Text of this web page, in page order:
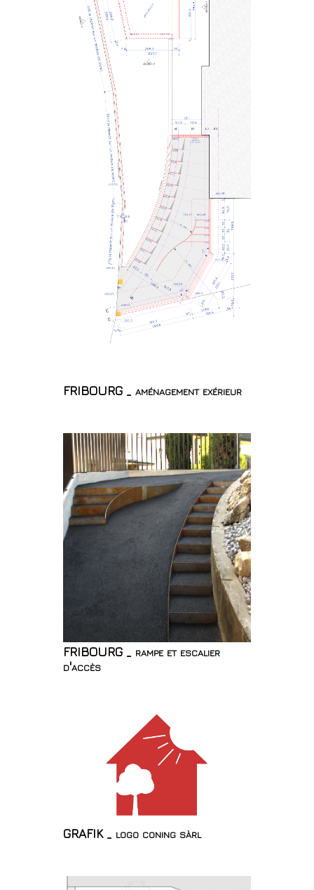
FRIBOURG _ aménagement exérieur
FRIBOURG _ rampe et escalier
d'accès
GRAFIK _ logo coning sàrl